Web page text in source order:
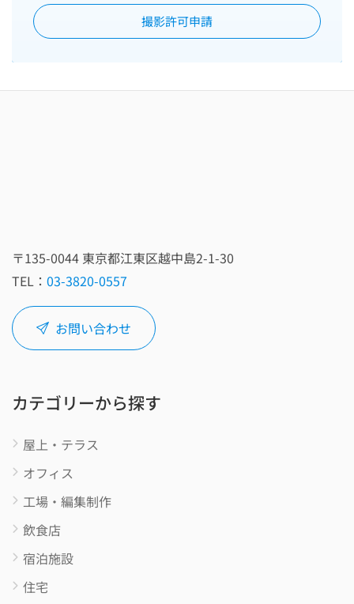
撮影許可申請
お問い合わせ
屋上・テラス
オフィス
工場・編集制作
飲食店
宿泊施設
住宅
病院・福祉施設